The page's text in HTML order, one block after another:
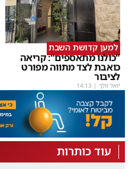
למען קדושת השבת
"כולנו מתאספים": קריאה
כואבת לצד מתווה מפורט
לציבור
יואל וולך |
14:13
עוד כותרות